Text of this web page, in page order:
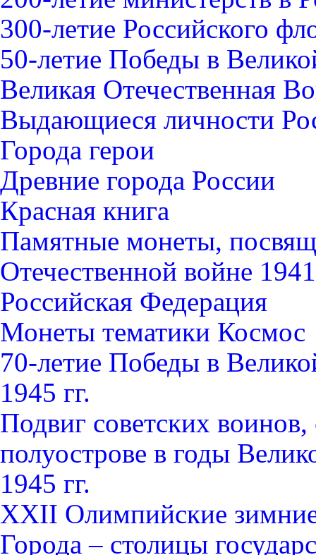
300-летие Российского
50-летие Победы в
Великая Отечественная
Выдающиеся личности
Города герои
Древние города России
Красная книга
Памятные монеты,
Отечественной войне
Российская Федерация
Монеты тематики Космос
70-летие Победы в
1945 гг.
Подвиг советских
полуострове в годы
1945 гг.
XXII Олимпийские
Города – столицы